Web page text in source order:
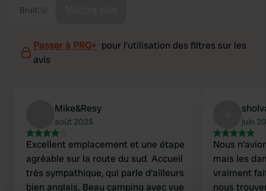
Bruit
Passer à PRO+ pour l'utilisation des filtres sur les
avis
Mike&Resy
août 2025
Excellent emplacement et une étape
agréable sur la route du sud. Accueil
très sympathique, qui parle d'ailleurs
bien anglais. Beau camping avec vue
juin
Nous
mais les
vraiment
nous